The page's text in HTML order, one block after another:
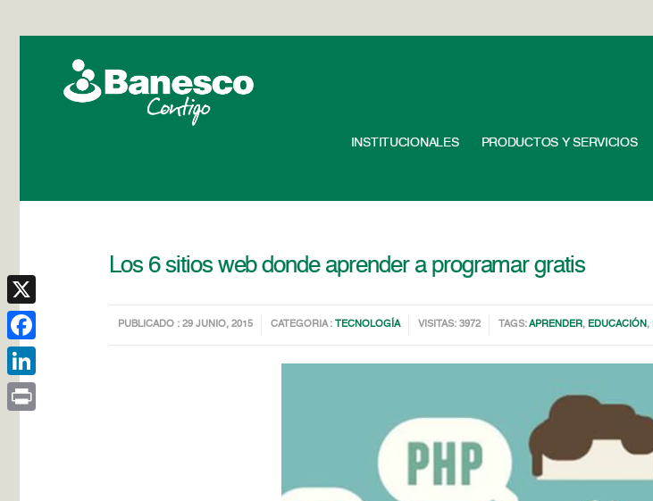
INSTITUCIONALES PRODUCTOS Y SERVICIOS
Los 6 sitios web donde aprender a programar gratis
PUBLICADO : 29 JUNIO, 2015 CATEGORIA : TECNOLOGÍA VISITAS: 3972 TAGS:APRENDER, EDUCACIÓN ,
X
Facebook
LinkedIn